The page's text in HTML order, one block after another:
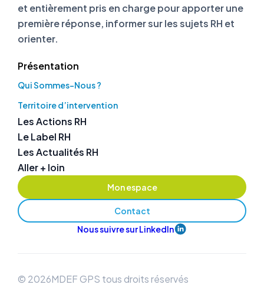
et entièrement pris en charge pour apporter une
première réponse, informer sur les sujets RH et
orienter.
Présentation
Qui Sommes-Nous ?
Territoire d’intervention
Les Actions RH
Le Label RH
Les Actualités RH
Aller + loin
Mon espace
Contact
Nous suivre sur LinkedIn
© 2026MDEF GPS tous droits réservés